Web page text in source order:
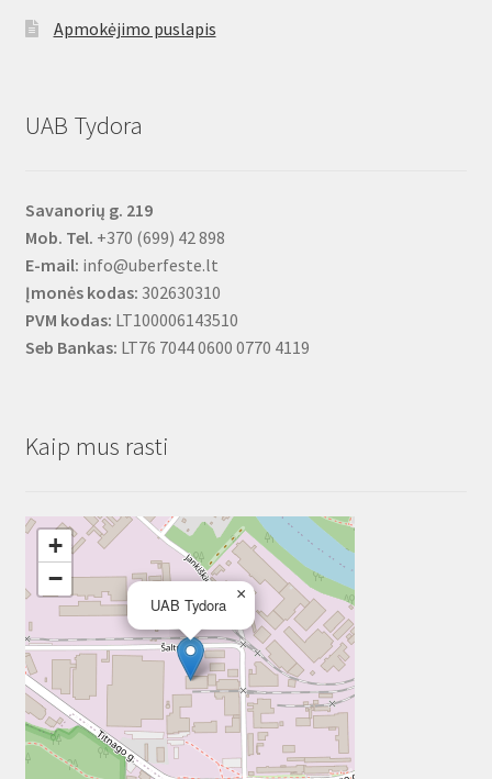
Apmokėjimo puslapis
UAB Tydora
Savanorių g. 219
Mob. Tel. +370 (699) 42 898
E-mail: info@uberfeste.lt
Įmonės kodas: 302630310
PVM kodas: LT100006143510
Seb Bankas: LT76 7044 0600 0770 4119
Kaip mus rasti
UAB Tydora
×
+
−